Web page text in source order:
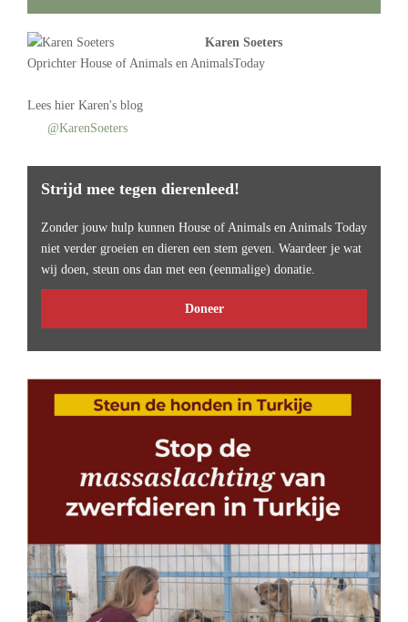
Karen Soeters
Oprichter House of Animals en AnimalsToday
Lees hier Karen's blog
@KarenSoeters
Strijd mee tegen dierenleed!
Zonder jouw hulp kunnen House of Animals en Animals Today
niet verder groeien en dieren een stem geven. Waardeer je wat
wij doen, steun ons dan met een (eenmalige) donatie.
Doneer